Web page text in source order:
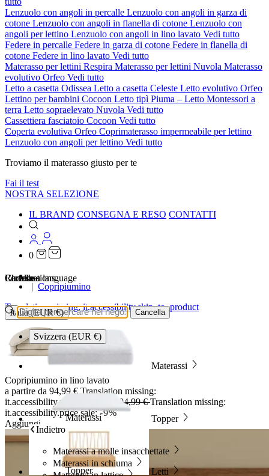
Lenzuolo con angoli in percalle Lenzuolo con angoli in garza di
cotone Lenzuolo con angoli in flanella di cotone Lenzuolo con
angoli per lettino Lenzuolo con angoli in lino lavato Vedi tutto
Federe in percalle Federe in garza di cotone Federe in flanella di
cotone Federe in lino lavato Vedi tutto
Materasso per lettini Respira Materasso per lettini Nuvola Materasso
evolutivo Orfeo Vedi tutto
Letto a casetta Odissea Letto a casetta Celeste Letto evolutivo Orfeo
Lettino per bambini Cocoon Letto tipì Piuma – Letto Montessori a
terra Letto sopraelevato Nuvola Vedi tutto
Cassettiera fasciatoio Cocoon Vedi tutto
Coperta evolutiva Orfeo Coprimaterasso impermeabile per lettino
Lenzuolo con angoli per lettino Vedi tutto
Troviamo il materasso giusto per te
Fai il test
NOSTRA SELEZIONE
IL BRAND CONSEGNA E RESO CONTATTI
0
Materassi
Indietro
Materassi
Materassi a molle insacchettate
Materassi in schiuma
Topper
Topper Letti
Localizations
Italia (EUR €)
Svizzera (EUR €)
Choose a language
Ricerca
Cancella
Carrello
…
Copripiumino
Translation missing: it.accessibility.skip_to_product
Copripiumino in lino lavato
a partire da 94,99 € Translation missing:
it.accessibility.price.original:
104,99 €Translation missing:
it.accessibility.price.sale:-9%
Aggiungi